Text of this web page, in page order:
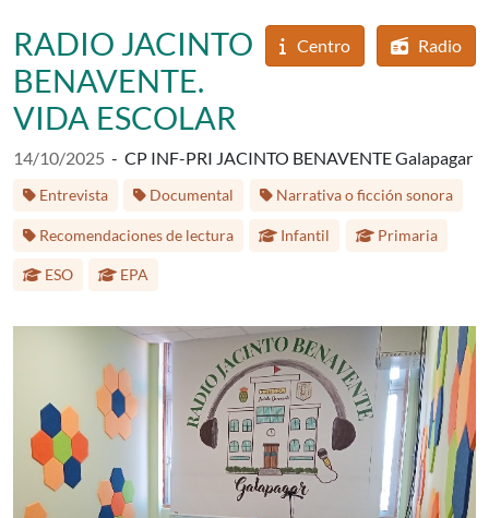
Centro Radio
RADIO JACINTO
BENAVENTE.
VIDA ESCOLAR
Fecha de publicación:
14/10/2025 - CP INF-PRI JACINTO BENAVENTE Galapagar
Etiquetas:
Entrevista Documental Narrativa o ficción sonora
Recomendaciones de lectura Infantil Primaria
ESO EPA